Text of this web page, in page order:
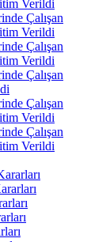
Verildi
Çalışan
Verildi
Çalışan
Verildi
Çalışan
Çalışan
Verildi
Çalışan
Verildi